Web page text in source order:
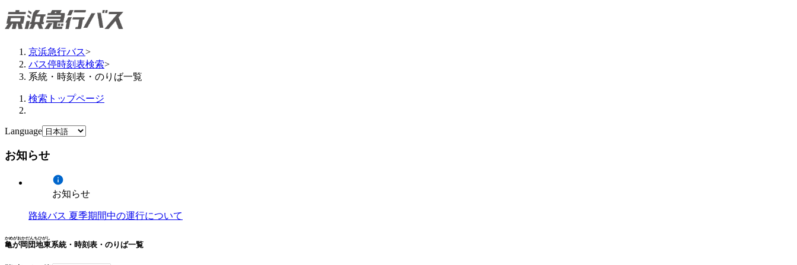
京浜急行バス>
バス停時刻表検索>
系統・時刻表・のりば一覧
検索トップページ
Language
お知らせ
お知らせ
路線バス 夏季期間中の運行について
亀が岡団地東
かめがおかだんちひがし
系統・時刻表・のりば一覧